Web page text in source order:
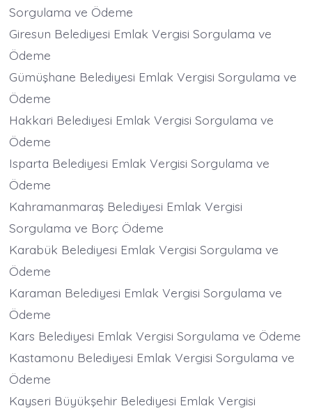
Sorgulama ve Ödeme
Giresun Belediyesi Emlak Vergisi Sorgulama ve
Ödeme
Gümüşhane Belediyesi Emlak Vergisi Sorgulama ve
Ödeme
Hakkari Belediyesi Emlak Vergisi Sorgulama ve
Ödeme
Isparta Belediyesi Emlak Vergisi Sorgulama ve
Ödeme
Kahramanmaraş Belediyesi Emlak Vergisi
Sorgulama ve Borç Ödeme
Karabük Belediyesi Emlak Vergisi Sorgulama ve
Ödeme
Karaman Belediyesi Emlak Vergisi Sorgulama ve
Ödeme
Kars Belediyesi Emlak Vergisi Sorgulama ve Ödeme
Kastamonu Belediyesi Emlak Vergisi Sorgulama ve
Ödeme
Kayseri Büyükşehir Belediyesi Emlak Vergisi